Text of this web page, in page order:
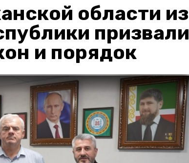
области из
призвали
и порядок